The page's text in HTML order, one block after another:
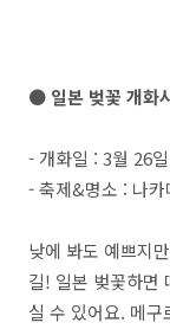
● 일본 벚꽃 개화
- 개화일 : 3월 26
- 축제&명소 : 나카
낮에 봐도 예쁘지
길! 일본 벚꽃하면
실 수 있어요. 메